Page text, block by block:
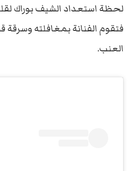
لحظة استعداد الشيف بوراك
فتقوم الفنانة بمغافلته
العنب.